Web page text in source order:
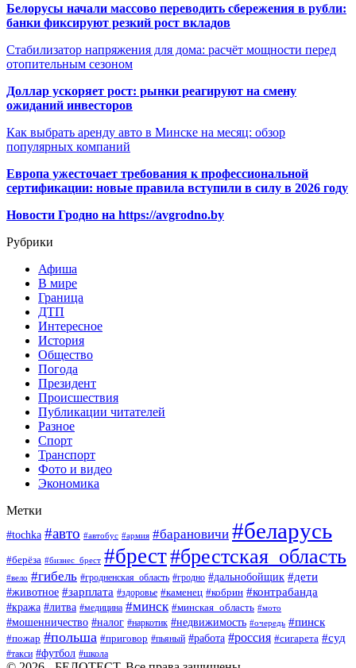
Белорусы начали массово переводить сбережения в рубли:
банки фиксируют резкий рост вкладов
Стабилизатор напряжения для дома: расчёт мощности перед
отопительным сезоном
Доллар ускоряет рост: рынки реагируют на смену
ожиданий инвесторов
Как выбрать аренду авто в Минске на месяц: обзор
популярных компаний
Европа ужесточает требования к профессиональной
сертификации: новые правила вступили в силу в 2026 году
Новости Гродно на https://avgrodno.by
Рубрики
Афиша
В мире
Граница
ДТП
Интересное
История
Общество
Погода
Президент
Происшествия
Публикации читателей
Разное
Спорт
Транспорт
Фото и видео
Экономика
Метки
#tochka #авто #автобус #армия #барановичи #беларусь
#берёза #бизнес_брест #брест#брестская_область
#вело #гибель #гродненская_область #гродно #дальнобойщик #дети
#животное #зарплата #здоровье #каменец #кобрин #контрабанда
#кража #литва #медицина #минск #минская_область #мото
#мошенничество #налог #наркотик #недвижимость #очередь #пинск
#пожар #польша #приговор #пьяный #работа #россия #сигарета #суд
#такси #футбол #школа